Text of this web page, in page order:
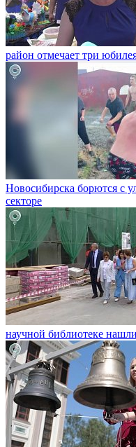
район отмечает три
Новосибирска борются с
секторе
научной библиотеке